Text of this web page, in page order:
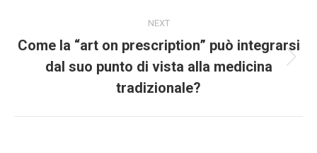
NEXT
Next
post:
Come la “art on prescription” può integrarsi
dal suo punto di vista alla medicina
tradizionale?